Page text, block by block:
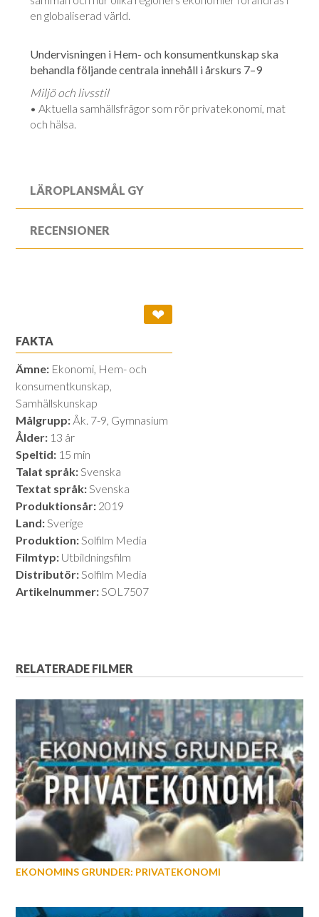
en globaliserad värld.
Undervisningen i Hem- och konsumentkunskap ska
behandla följande centrala innehåll i årskurs 7–9
Miljö och livsstil
• Aktuella samhällsfrågor som rör privatekonomi, mat
och hälsa.
LÄROPLANSMÅL GY
RECENSIONER
❤
FAKTA
Ämne: Ekonomi, Hem- och
konsumentkunskap,
Samhällskunskap
Målgrupp: Åk. 7-9, Gymnasium
Ålder: 13 år
Speltid: 15 min
Talat språk:Svenska
Textat språk:Svenska
Produktionsår: 2019
Land:Sverige
Produktion:Solfilm Media
Filmtyp: Utbildningsfilm
Distributör:Solfilm Media
Artikelnummer:SOL7507
RELATERADE FILMER
EKONOMINS GRUNDER: PRIVATEKONOMI